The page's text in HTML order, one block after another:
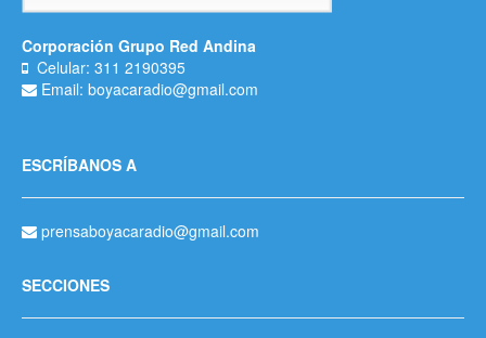
Corporación Grupo Red Andina
Celular: 311 2190395
Email: boyacaradio@gmail.com
ESCRÍBANOS A
prensaboyacaradio@gmail.com
SECCIONES